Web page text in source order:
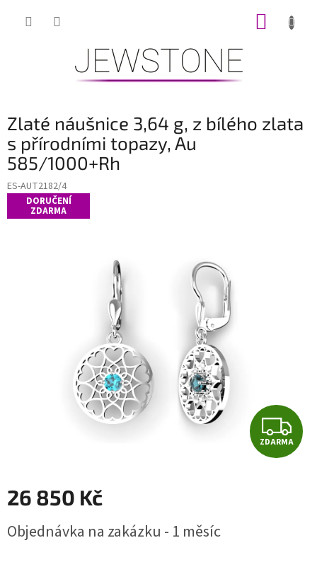
Zlaté náušnice 3,64 g, z bílého zlata
s přírodními topazy, Au
585/1000+Rh
ES-AUT2182/4
DORUČENÍ
ZDARMA
Z
D
ZDARMA
26 850 Kč
cena:
Objednávka na zakázku - 1 měsíc